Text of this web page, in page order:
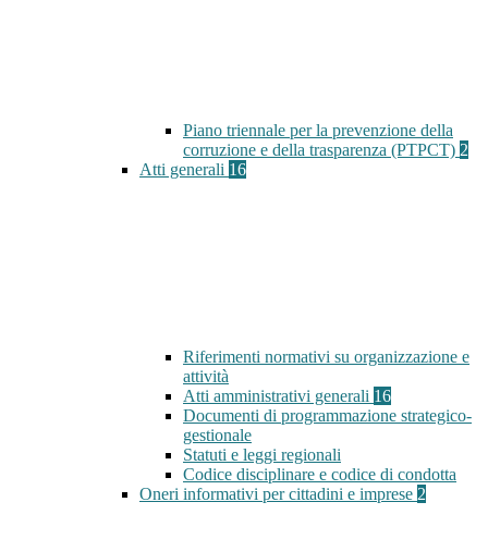
Piano triennale per la prevenzione della
corruzione e della trasparenza (PTPCT) 2
Atti generali 16
Riferimenti normativi su organizzazione e
attività
Atti amministrativi generali 16
Documenti di programmazione strategico-
gestionale
Statuti e leggi regionali
Codice disciplinare e codice di condotta
Oneri informativi per cittadini e imprese 2